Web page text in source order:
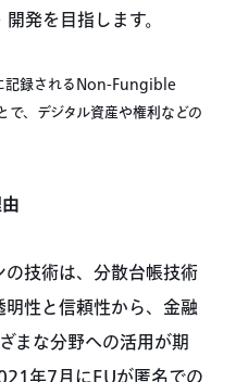
発を目指します。
記録されるNon-Fungible
、デジタル資産や権利などの
技術は、分散台帳技術
性と信頼性から、金融
まな分野への活用が期